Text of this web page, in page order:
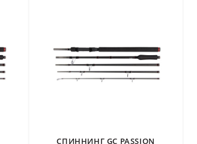
СПИННИНГ GC PASSION